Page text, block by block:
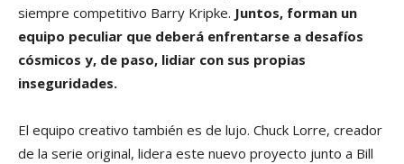
siempre competitivo Barry Kripke. Juntos, forman un
equipo peculiar que deberá enfrentarse a desafíos
cósmicos y, de paso, lidiar con sus propias
inseguridades.
El equipo creativo también es de lujo. Chuck Lorre, creador
de la serie original, lidera este nuevo proyecto junto a Bill